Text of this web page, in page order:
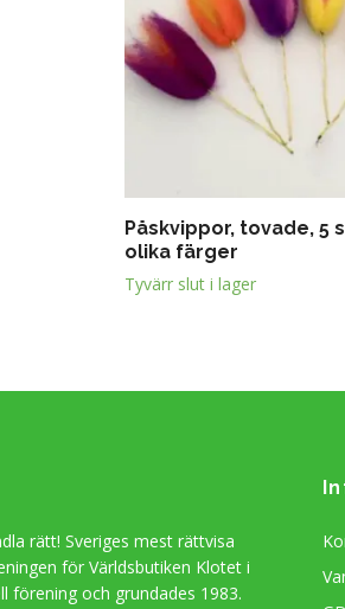
Påskvippor, tovade, 5
olika färger
Tyvärr slut i lager
rätt! Sveriges mest rättvisa
för Världsbutiken Klotet i
förening och grundades 1983.